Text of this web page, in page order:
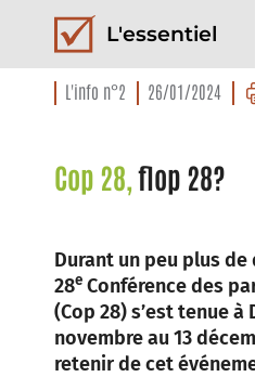
L'essentiel
L'info n°2 26/01/2024
Cop 28,flop 28?
Durant un peu plus de
28e Conférence des
(Cop 28) s’est tenue à
novembre au 13
retenir de cet